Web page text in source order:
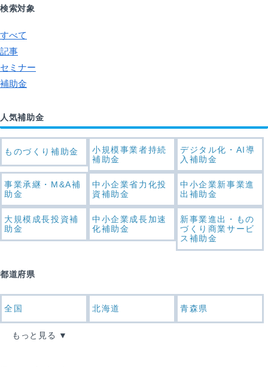
検索対象
すべて
記事
セミナー
補助金
人気補助金
ものづくり補助金
小規模事業者持続
補助金
デジタル化・AI導
入補助金
事業承継・M&A補
助金
中小企業省力化投
資補助金
中小企業新事業進
出補助金
大規模成長投資補
助金
中小企業成長加速
化補助金
新事業進出・もの
づくり商業サービ
ス補助金
都道府県
全国 北海道 青森県
もっと見る